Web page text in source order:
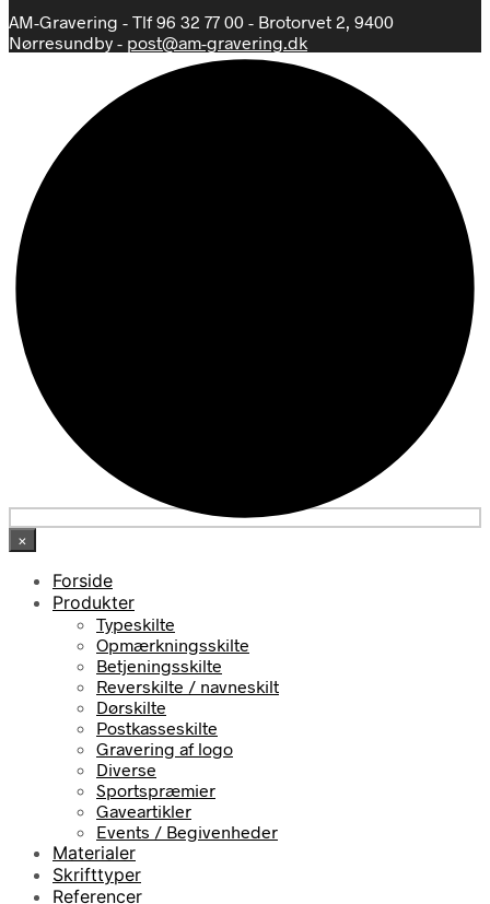
AM-Gravering - Tlf 96 32 77 00 - Brotorvet 2, 9400
Nørresundby - post@am-gravering.dk
×
Forside
Produkter
Typeskilte
Opmærkningsskilte
Betjeningsskilte
Reverskilte / navneskilt
Dørskilte
Postkasseskilte
Gravering af logo
Diverse
Sportspræmier
Gaveartikler
Events / Begivenheder
Materialer
Skrifttyper
Referencer